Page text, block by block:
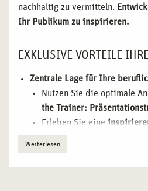
nachhaltig zu vermitteln.
Ihr Publikum zu inspirieren.
EXKLUSIVE VORTEILE
Zentrale Lage für Ihre
Nutzen Sie die optimale
the Trainer:
Erleben Sie eine
Austausch und kreativen
Erweitern Sie Ihr
Region.
Weiterlesen